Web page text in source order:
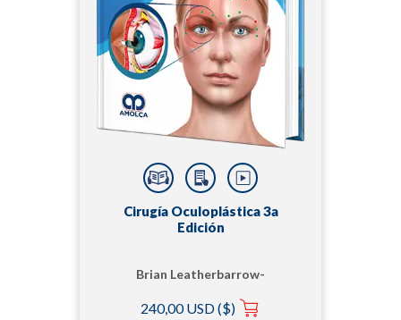
Cirugía Oculoplástica 3a
Edición
Brian Leatherbarrow-
FRCOphth
240,00 USD ($)